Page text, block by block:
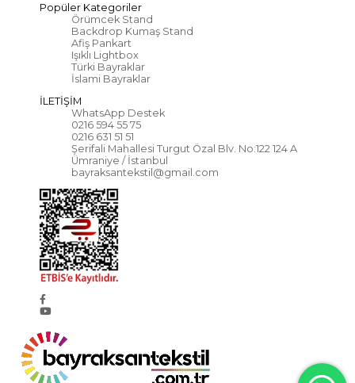
Popüler Kategoriler
Örümcek Stand
Backdrop Kumaş Stand
Afiş Pankart
Işıklı Lightbox
Türki Bayraklar
İslami Bayraklar
İLETİŞİM
WhatsApp Destek
0216 594 55 75
0216 631 51 51
Şerifali Mahallesi Turgut Özal Blv. No:122 124 A
Ümraniye / İstanbul
bayraksantekstil@gmail.com